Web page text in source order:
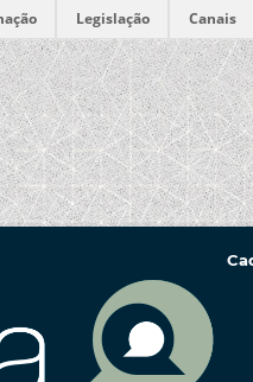
Legislação Canais